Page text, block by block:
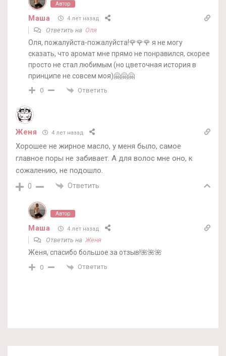
Автор
Маша 4 лет назад
Ответить на Оля
Оля, пожалуйста-пожалуйста!🌹🌹🌹 я не могу
сказать, что аромат мне прямо не понравился, скорее
просто не стал любимым (но цветочная история в
принципе не совсем моя)🤗🤗🤗
0 Ответить
Женя 4 лет назад
Хорошее не жирное масло, у меня было, самое
главное поры не забивает. А для волос мне оно, к
сожалению, не подошло.
0 Ответить
Автор
Маша 4 лет назад
Ответить на Женя
Женя, спасибо большое за отзыв!🌺🌺🌺
0 Ответить